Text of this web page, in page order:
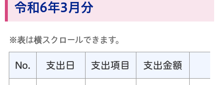
令和6年3月分
※表は横スクロールできます。
No. 支出日 支出項目 支出金額